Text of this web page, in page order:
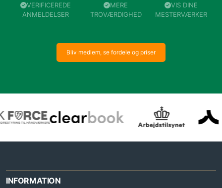
VERIFICEREDE
ANMELDELSER
MERE
TROVÆRDIGHED
VIS DINE
MESTERVÆRKER
Bliv medlem, se fordele og priser
INFORMATION